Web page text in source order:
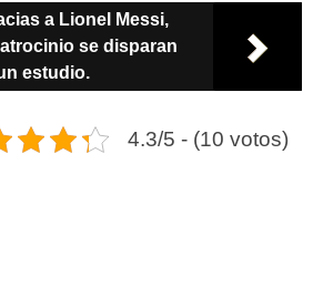
a Lionel Messi,
se disparan
estudio.
4.3/5 - (10 votos)